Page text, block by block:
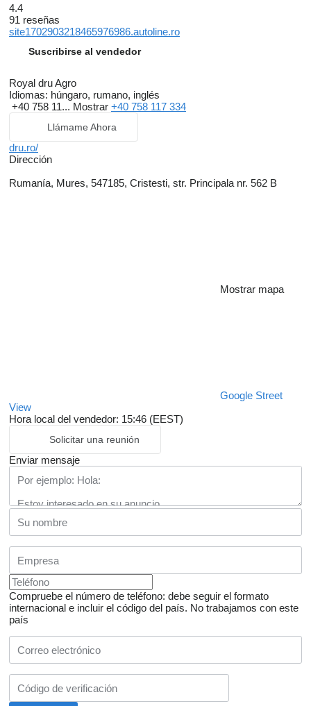
4.4
91 reseñas
site1702903218465976986.autoline.ro
Suscribirse al vendedor
Royal dru Agro
Idiomas: húngaro, rumano, inglés
+40 758 11... Mostrar +40 758 117 334
Llámame Ahora
dru.ro/
Dirección
Rumanía, Mures, 547185, Cristesti, str. Principala nr. 562 B
Mostrar mapa
Google Street
View
Hora local del vendedor: 15:46 (EEST)
Solicitar una reunión
Enviar mensaje
Compruebe el número de teléfono: debe seguir el formato
internacional e incluir el código del país. No trabajamos con este
país